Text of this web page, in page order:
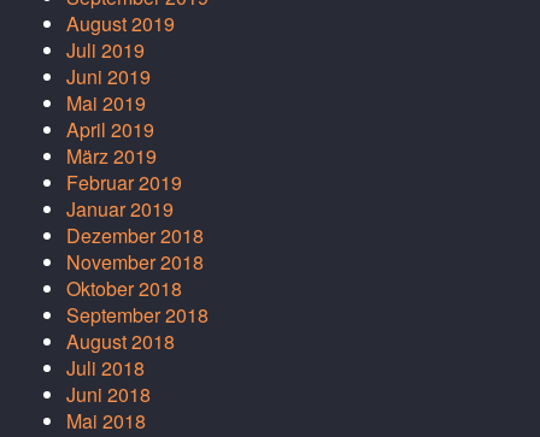
August 2019
Juli 2019
Juni 2019
Mai 2019
April 2019
März 2019
Februar 2019
Januar 2019
Dezember 2018
November 2018
Oktober 2018
September 2018
August 2018
Juli 2018
Juni 2018
Mai 2018